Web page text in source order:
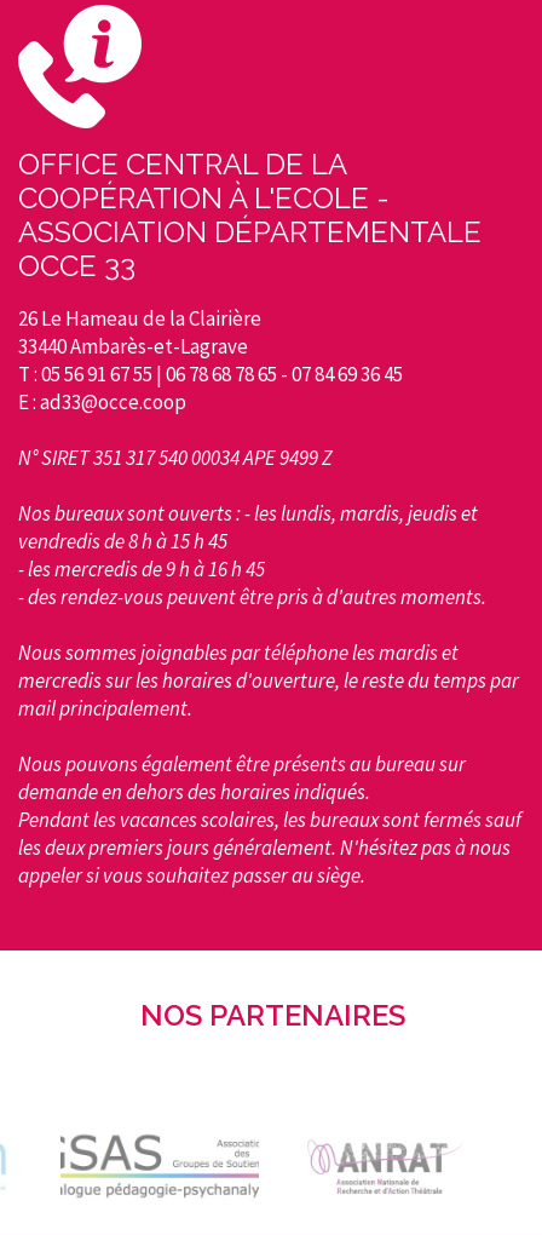
OFFICE CENTRAL DE LA
COOPÉRATION À L'ECOLE -
ASSOCIATION DÉPARTEMENTALE
OCCE 33
26 Le Hameau de la Clairière
33440 Ambarès-et-Lagrave
T : 05 56 91 67 55 | 06 78 68 78 65 - 07 84 69 36 45
E : ad33@occe.coop
N° SIRET 351 317 540 00034 APE 9499 Z
Nos bureaux sont ouverts : - les lundis, mardis, jeudis et
vendredis de 8 h à 15 h 45
- les mercredis de 9 h à 16 h 45
- des rendez-vous peuvent être pris à d'autres moments.
Nous sommes joignables par téléphone les mardis et
mercredis sur les horaires d'ouverture, le reste du temps par
mail principalement.
Nous pouvons également être présents au bureau sur
demande en dehors des horaires indiqués.
Pendant les vacances scolaires, les bureaux sont fermés sauf
les deux premiers jours généralement. N'hésitez pas à nous
appeler si vous souhaitez passer au siège.
NOS PARTENAIRES